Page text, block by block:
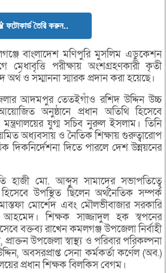
ফটোকার্ড তৈরি করুন..
বাংলাদেশ মণিপুরি মুসলিম এডুকেশন
মেধাবৃত্তি পরীক্ষায় অংশগ্রহণকারী কৃতী
অর্থ ও সম্মাননা স্মারক প্রদান করা হয়েছে।
আদমপুর তেতইগাঁও রশিদ উদ্দিন উচ্চ
অনুষ্ঠানে প্রধান অতিথি হিসেবে
যুগ্ম সচিব নুরুল ইসলাম। তিনি
অধ্যবসায় ও নৈতিক শিক্ষায় গুরুত্বারোপ
দিকনির্দেশনা দিতে পারলে দেশ উন্নয়নের
হাজী মো. আব্দুস সামাদের সভাপতিত্বে
উপস্থিত ছিলেন অর্থনৈতিক সম্পর্ক
মোর্শেদ এবং মৌলভীবাজার সরকারি
শিক্ষক সাজ্জাদুল হক স্বপনের
বক্তব্য রাখেন কমলগঞ্জ উপজেলা নির্বাহী
উপজেলা স্বাস্থ্য ও পরিবার পরিকল্পনা
অবসরপ্রাপ্ত সেনা কর্মকর্তা কর্ণেল (অব.)
প্রধান শিক্ষক বিলকিস বেগম।